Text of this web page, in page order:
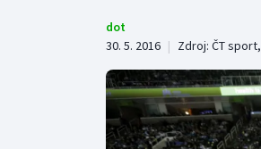
Cyklistika
dot
30. 5. 2016 | Zdroj: ČT sport,